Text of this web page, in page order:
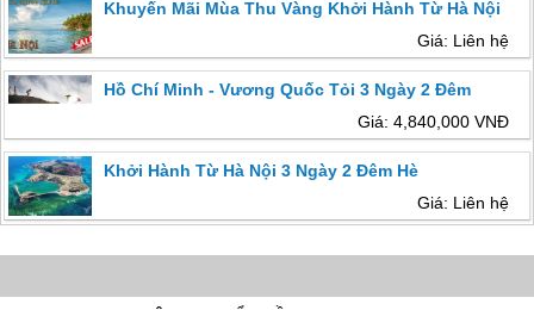
Khuyến Mãi Mùa Thu Vàng Khởi Hành Từ Hà Nội
Giá: Liên hệ
Hồ Chí Minh - Vương Quốc Tỏi 3 Ngày 2 Đêm
Giá: 4,840,000 VNĐ
Khởi Hành Từ Hà Nội 3 Ngày 2 Đêm Hè
Giá: Liên hệ